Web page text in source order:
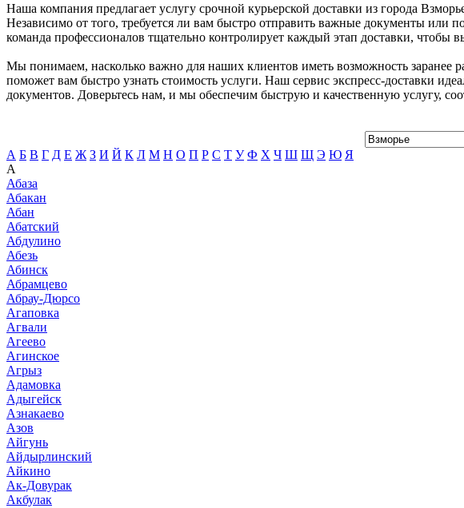
Наша компания предлагает услугу срочной курьерской доставки из города
Независимо от того, требуется ли вам быстро отправить важные документы или
команда профессионалов тщательно контролирует каждый этап доставки, чтобы
Мы понимаем, насколько важно для наших клиентов иметь возможность заранее
поможет вам быстро узнать стоимость услуги. Наш сервис экспресс-доставки
документов. Доверьтесь нам, и мы обеспечим быструю и качественную услугу,
А Б В Г Д Е Ж З И Й К Л М Н О П Р С Т У Ф Х Ч Ш Щ Э Ю Я
А
Абаза
Абакан
Абан
Абатский
Абдулино
Абезь
Абинск
Абрамцево
Абрау-Дюрсо
Агаповка
Агвали
Агеево
Агинское
Агрыз
Адамовка
Адыгейск
Азнакаево
Азов
Айгунь
Айдырлинский
Айкино
Ак-Довурак
Акбулак